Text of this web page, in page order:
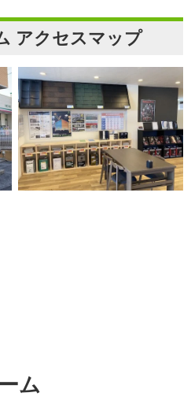
アクセスマップ
ム